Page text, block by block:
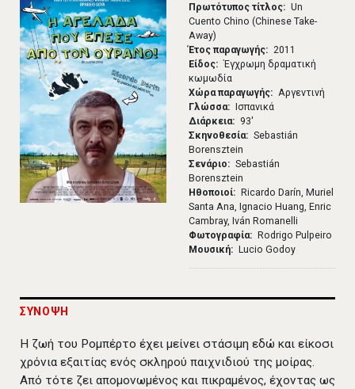
ΣΥΝΟΨΗ
H ζωή του Ρομπέρτο έχει μείνει στάσιμη εδώ και είκοσι
χρόνια εξαιτίας ενός σκληρού παιχνιδιού της μοίρας.
Από τότε ζει απομονωμένος και πικραμένος, έχοντας ως
Πρωτότυπος τίτλος
Un
Cuento Chino (Chinese Take-
Away)
Έτος παραγωγής
2011
Είδος
Έγχρωμη δραματική
κωμωδία
Χώρα παραγωγής
Αργεντινή
Γλώσσα
Ισπανικά
Διάρκεια
93′
Σκηνοθεσία
Sebastián
Borensztein
Σενάριο
Sebastián
Borensztein
Ηθοποιοί
Ricardo Darín, Muriel
Santa Ana, Ignacio Huang, Enric
Cambray, Iván Romanelli
Φωτογραφία
Rodrigo Pulpeiro
Μουσική
Lucio Godoy